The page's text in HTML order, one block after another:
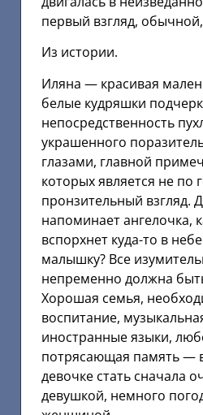
первый взгляд,
Из истории.
Иляна — красивая
белые кудряшки
непосредственность
украшенного
глазами, главной
которых является не по
пронзительный взгляд.
напоминает ангелочка,
вспорхнет куда-то в
малышку? Все
непременно должна
Хорошая семья,
воспитание,
иностранные языки,
потрясающая память —
девочке стать сначала
девушкой, немного